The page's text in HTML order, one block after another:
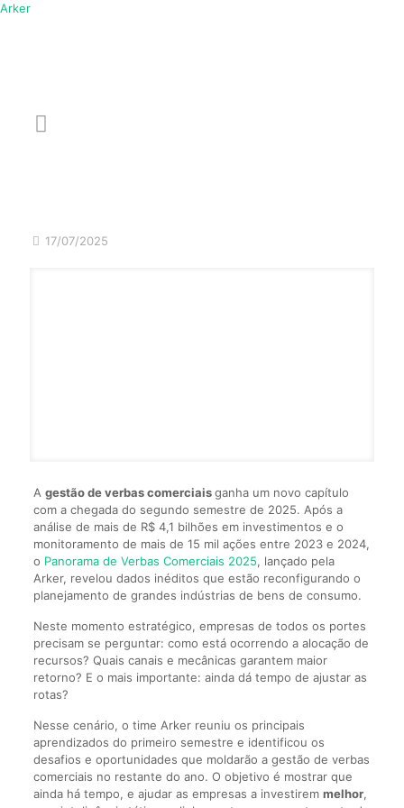
Arker
17/07/2025
A gestão de verbas comerciaisganha um novo capítulo
com a chegada do segundo semestre de 2025. Após a
análise de mais de R$ 4,1 bilhões em investimentos e o
monitoramento de mais de 15 mil ações entre 2023 e 2024,
o Panorama de Verbas Comerciais 2025, lançado pela
Arker, revelou dados inéditos que estão reconfigurando o
planejamento de grandes indústrias de bens de consumo.
Neste momento estratégico, empresas de todos os portes
precisam se perguntar: como está ocorrendo a alocação de
recursos? Quais canais e mecânicas garantem maior
retorno? E o mais importante: ainda dá tempo de ajustar as
rotas?
Nesse cenário, o time Arker reuniu os principais
aprendizados do primeiro semestre e identificou os
desafios e oportunidades que moldarão a gestão de verbas
comerciais no restante do ano. O objetivo é mostrar que
ainda há tempo, e ajudar as empresas a investirem melhor,